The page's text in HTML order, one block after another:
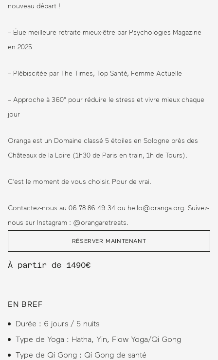
nouveau départ !
– Élue meilleure retraite mieux-être par Psychologies Magazine
en 2025
– Plébiscitée par The Times, Top Santé, Femme Actuelle
– Approche à 360° pour réduire le stress et vivre mieux chaque
jour
Oranga est un Domaine classé 5 étoiles en Sologne près des
Châteaux de la Loire (1h30 de Paris en train, 1h de Tours).
C’est le moment de vous choisir. Pour de vrai.
Contactez-nous au 06 78 86 49 34 ou hello@oranga.org. Suivez-
nous sur Instagram : @orangaretreats.
RÉSERVER MAINTENANT
À partir de 1490€
EN BREF
Durée : 6 jours / 5 nuits
Type de Yoga : Hatha, Yin, Flow Yoga/Qi Gong
Type de Qi Gong : Qi Gong de santé